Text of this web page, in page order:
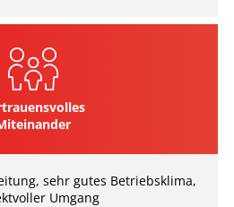
sehr gutes Betriebsklima,
Umgang